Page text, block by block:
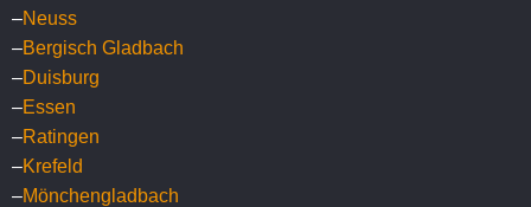
–Neuss
–Bergisch Gladbach
–Duisburg
–Essen
–Ratingen
–Krefeld
–Mönchengladbach